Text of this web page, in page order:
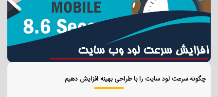
چگونه سرعت لود سایت را با طراحی بهینه افزایش دهیم